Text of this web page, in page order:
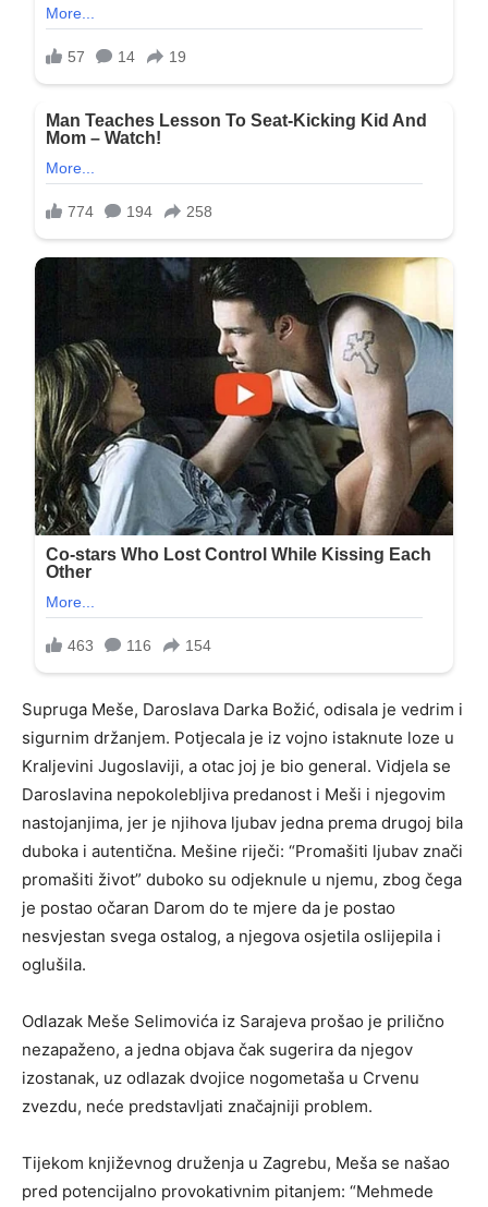
Supruga Meše, Daroslava Darka Božić, odisala je vedrim i
sigurnim držanjem. Potjecala je iz vojno istaknute loze u
Kraljevini Jugoslaviji, a otac joj je bio general. Vidjela se
Daroslavina nepokolebljiva predanost i Meši i njegovim
nastojanjima, jer je njihova ljubav jedna prema drugoj bila
duboka i autentična. Mešine riječi: “Promašiti ljubav znači
promašiti život” duboko su odjeknule u njemu, zbog čega
je postao očaran Darom do te mjere da je postao
nesvjestan svega ostalog, a njegova osjetila oslijepila i
oglušila.
Odlazak Meše Selimovića iz Sarajeva prošao je prilično
nezapaženo, a jedna objava čak sugerira da njegov
izostanak, uz odlazak dvojice nogometaša u Crvenu
zvezdu, neće predstavljati značajniji problem.
Tijekom književnog druženja u Zagrebu, Meša se našao
pred potencijalno provokativnim pitanjem: “Mehmede